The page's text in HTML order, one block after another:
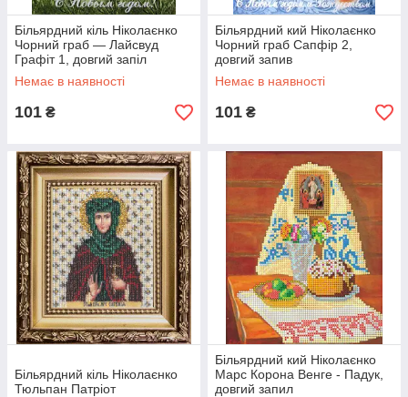
Більярдний кіль Ніколаєнко
Чорний граб — Лайсвуд
Графіт 1, довгий запіл
Немає в наявності
101 ₴
Більярдний кий Ніколаєнко
Чорний граб Сапфір 2,
довгий запив
Немає в наявності
101 ₴
Більярдний кіль Ніколаєнко
Тюльпан Патріот
Більярдний кий Ніколаєнко
Марс Корона Венге - Падук,
довгий запил